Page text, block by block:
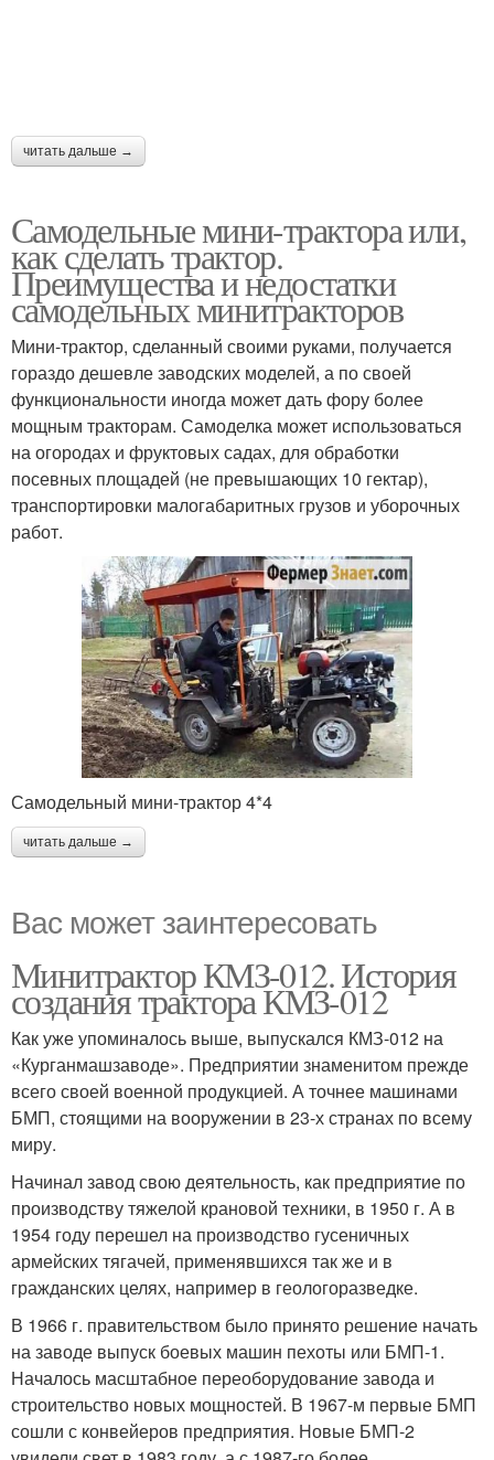
читать дальше →
Самодельные мини-трактора или,
как сделать трактор.
Преимущества и недостатки
самодельных минитракторов
Мини-трактор, сделанный своими руками, получается
гораздо дешевле заводских моделей, а по своей
функциональности иногда может дать фору более
мощным тракторам. Самоделка может использоваться
на огородах и фруктовых садах, для обработки
посевных площадей (не превышающих 10 гектар),
транспортировки малогабаритных грузов и уборочных
работ.
Самодельный мини-трактор 4*4
читать дальше →
Вас может заинтересовать
Минитрактор КМЗ-012. История
создания трактора КМЗ-012
Как уже упоминалось выше, выпускался КМЗ-012 на
«Курганмашзаводе». Предприятии знаменитом прежде
всего своей военной продукцией. А точнее машинами
БМП, стоящими на вооружении в 23-х странах по всему
миру.
Начинал завод свою деятельность, как предприятие по
производству тяжелой крановой техники, в 1950 г. А в
1954 году перешел на производство гусеничных
армейских тягачей, применявшихся так же и в
гражданских целях, например в геологоразведке.
В 1966 г. правительством было принято решение начать
на заводе выпуск боевых машин пехоты или БМП-1.
Началось масштабное переоборудование завода и
строительство новых мощностей. В 1967-м первые БМП
сошли с конвейеров предприятия. Новые БМП-2